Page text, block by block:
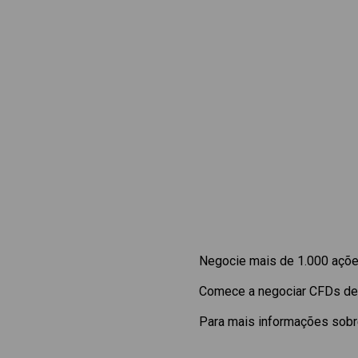
Negocie mais de 1.000
Comece a negociar CFDs de
Para mais informações